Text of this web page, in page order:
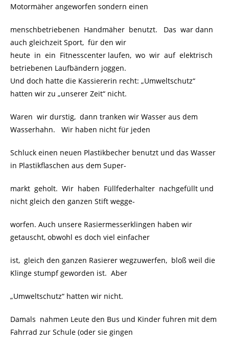
Motormäher angeworfen sondern einen
menschbetriebenen Handmäher benutzt. Das war dann
auch gleichzeit Sport, für den wir
heute in ein Fitnesscenter laufen, wo wir auf elektrisch
betriebenen Laufbändern joggen.
Und doch hatte die Kassiererin recht: „Umweltschutz“
hatten wir zu „unserer Zeit“ nicht.
Waren wir durstig, dann tranken wir Wasser aus dem
Wasserhahn. Wir haben nicht für jeden
Schluck einen neuen Plastikbecher benutzt und das Wasser
in Plastikflaschen aus dem Super-
markt geholt. Wir haben Füllfederhalter nachgefüllt und
nicht gleich den ganzen Stift wegge-
worfen. Auch unsere Rasiermesserklingen haben wir
getauscht, obwohl es doch viel einfacher
ist, gleich den ganzen Rasierer wegzuwerfen, bloß weil die
Klinge stumpf geworden ist. Aber
„Umweltschutz“ hatten wir nicht.
Damals nahmen Leute den Bus und Kinder fuhren mit dem
Fahrrad zur Schule (oder sie gingen